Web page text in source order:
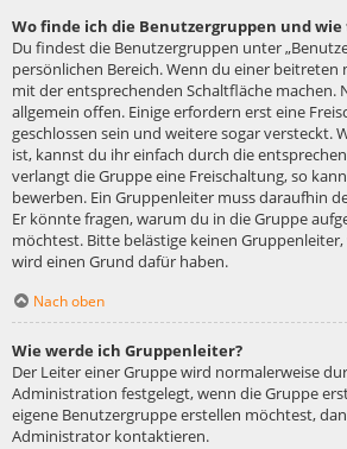
Wo finde ich die Benutzergruppen und
Du findest die Benutzergruppen unter
persönlichen Bereich. Wenn du einer
mit der entsprechenden Schaltfläche machen.
allgemein offen. Einige erfordern erst eine
geschlossen sein und weitere sogar versteckt.
ist, kannst du ihr einfach durch die
verlangt die Gruppe eine Freischaltung, so
bewerben. Ein Gruppenleiter muss daraufhin
Er könnte fragen, warum du in die Gruppe
möchtest. Bitte belästige keinen
wird einen Grund dafür haben.
Nach oben
Wie werde ich Gruppenleiter?
Der Leiter einer Gruppe wird normalerweise
Administration festgelegt, wenn die Gruppe
eigene Benutzergruppe erstellen möchtest,
Administrator kontaktieren.